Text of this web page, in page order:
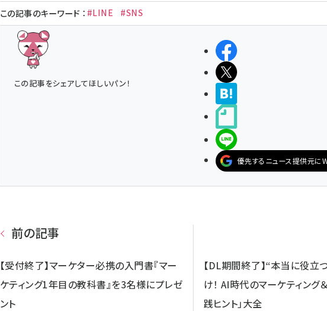
この記事のキーワード ： #LINE #SNS
この記事をシェアしてほしいパン！
シェアする
ポストする
LINEで送る
優先するニュース提供元に
前の記事
【受付終了】マーケター必携の入門書『マー
ケティング1年目の教科書』を3名様にプレゼ
ント
【DL期間終了】“本当に役立
け！ AI時代のマーケティング
践ヒント」大全